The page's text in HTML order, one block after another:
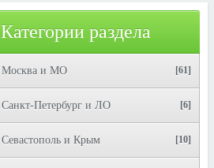
Категории раздела
Москва и МО [61]
Санкт-Петербург и ЛО [6]
Севастополь и Крым [10]